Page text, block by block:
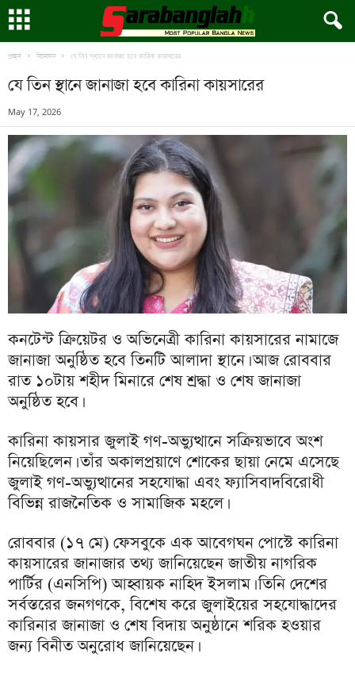
প্রচ্ছদ বিনোদন যে তিন স্থানে জানাজা হবে কারিনা কায়সারের
যে তিন স্থানে জানাজা হবে কারিনা কায়সারের
May 17, 2026
কনটেন্ট ক্রিয়েটর ও অভিনেত্রী কারিনা কায়সারের নামাজে
জানাজা অনুষ্ঠিত হবে তিনটি আলাদা স্থানে। আজ রোববার
রাত ১০টায় শহীদ মিনারে শেষ শ্রদ্ধা ও শেষ জানাজা
অনুষ্ঠিত হবে।
কারিনা কায়সার জুলাই গণ-অভ্যুত্থানে সক্রিয়ভাবে অংশ
নিয়েছিলেন। তাঁর অকালপ্রয়াণে শোকের ছায়া নেমে এসেছে
জুলাই গণ-অভ্যুত্থানের সহযোদ্ধা এবং ফ্যাসিবাদবিরোধী
বিভিন্ন রাজনৈতিক ও সামাজিক মহলে।
রোববার (১৭ মে) ফেসবুকে এক আবেগঘন পোস্টে কারিনা
কায়সারের জানাজার তথ্য জানিয়েছেন জাতীয় নাগরিক
পার্টির (এনসিপি) আহ্বায়ক নাহিদ ইসলাম। তিনি দেশের
সর্বস্তরের জনগণকে, বিশেষ করে জুলাইয়ের সহযোদ্ধাদের
কারিনার জানাজা ও শেষ বিদায় অনুষ্ঠানে শরিক হওয়ার
জন্য বিনীত অনুরোধ জানিয়েছেন।